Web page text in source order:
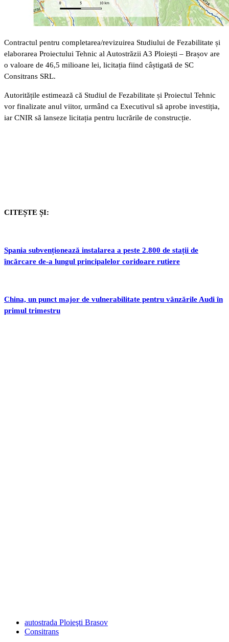
Contractul pentru completarea/revizuirea Studiului de Fezabilitate și
elaborarea Proiectului Tehnic al Autostrăzii A3 Ploiești – Brașov are
o valoare de 46,5 milioane lei, licitația fiind câștigată de SC
Consitrans SRL.
Autoritățile estimează că Studiul de Fezabilitate și Proiectul Tehnic
vor finalizate anul viitor, urmând ca Executivul să aprobe investiția,
iar CNIR să lanseze licitația pentru lucrările de construcție.
CITEȘTE ȘI:
Spania subvenționează instalarea a peste 2.800 de stații de
încărcare de-a lungul principalelor coridoare rutiere
China, un punct major de vulnerabilitate pentru vânzările Audi în
primul trimestru
autostrada Ploieşti Brasov
Consitrans